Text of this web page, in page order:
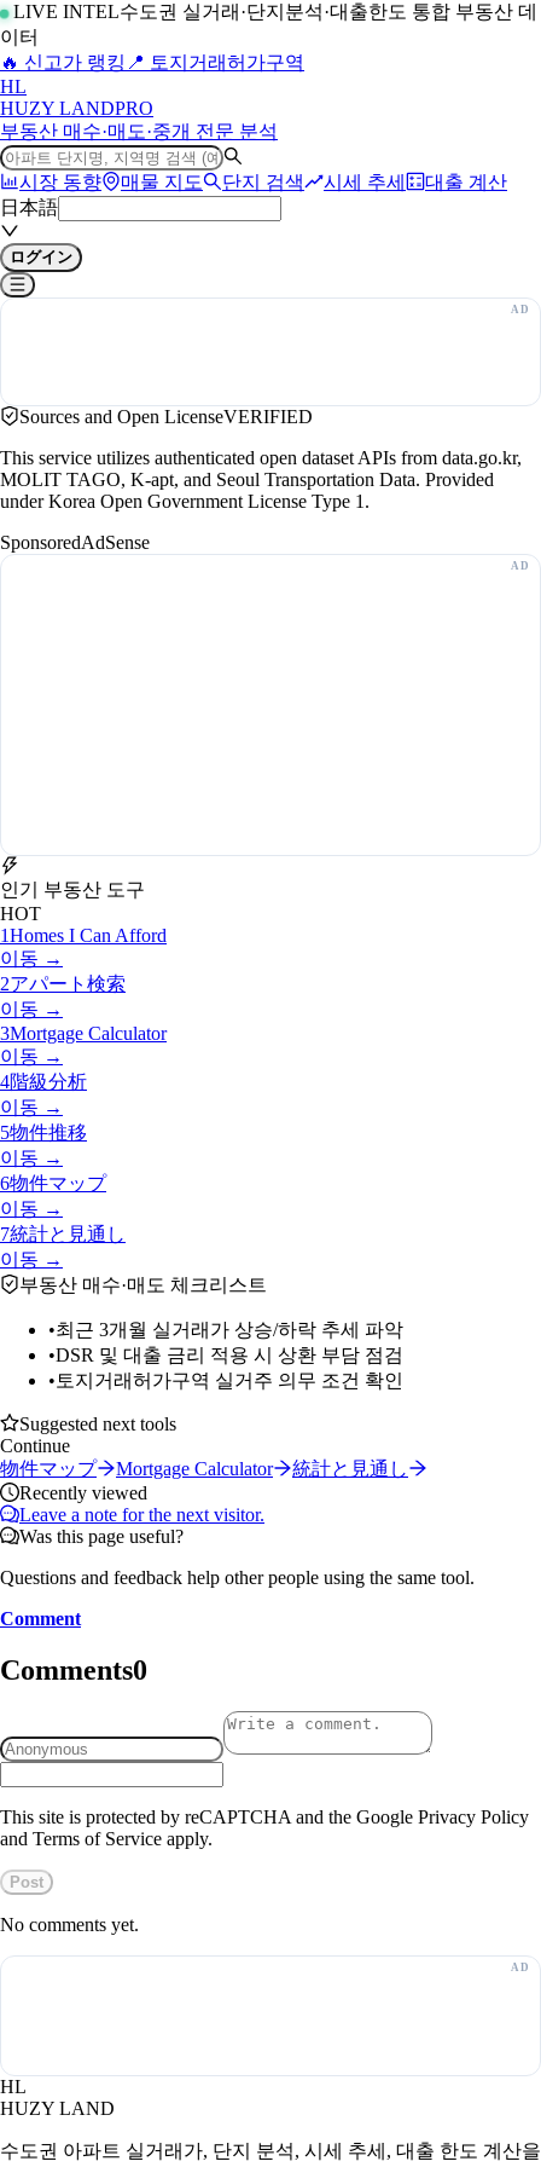
LIVE INTEL수도권 실거래·단지분석·대출한도 통합 부동산 데
이터
🔥 신고가 랭킹 📍 토지거래허가구역
HL
HUZY LANDPRO
부동산 매수·매도·중개 전문 분석
시장 동향 매물 지도 단지 검색 시세 추세
대출 계산
日本語
ログイン
Sources and Open LicenseVERIFIED
This service utilizes authenticated open dataset APIs from data.go.kr,
MOLIT TAGO, K-apt, and Seoul Transportation Data. Provided
under Korea Open Government License Type 1.
SponsoredAdSense
인기 부동산 도구
HOT
1Homes I Can Afford
이동 →
2アパート検索
이동 →
3Mortgage Calculator
이동 →
4階級分析
이동 →
5物件推移
이동 →
6物件マップ
이동 →
7統計と見通し
이동 →
부동산 매수·매도 체크리스트
•최근 3개월 실거래가 상승/하락 추세 파악
•DSR 및 대출 금리 적용 시 상환 부담 점검
• 토지거래허가구역 실거주 의무 조건 확인
Suggested next tools
Continue
物件マップ
Mortgage Calculator
統計と見通し
Recently viewed
Leave a note for the next visitor.
Was this page useful?
Questions and feedback help other people using the same tool.
Comment
Comments0
This site is protected by reCAPTCHA and the Google Privacy Policy
and Terms of Service apply.
Post
No comments yet.
HL
HUZY LAND
수도권 아파트 실거래가, 단지 분석, 시세 추세, 대출 한도 계산을